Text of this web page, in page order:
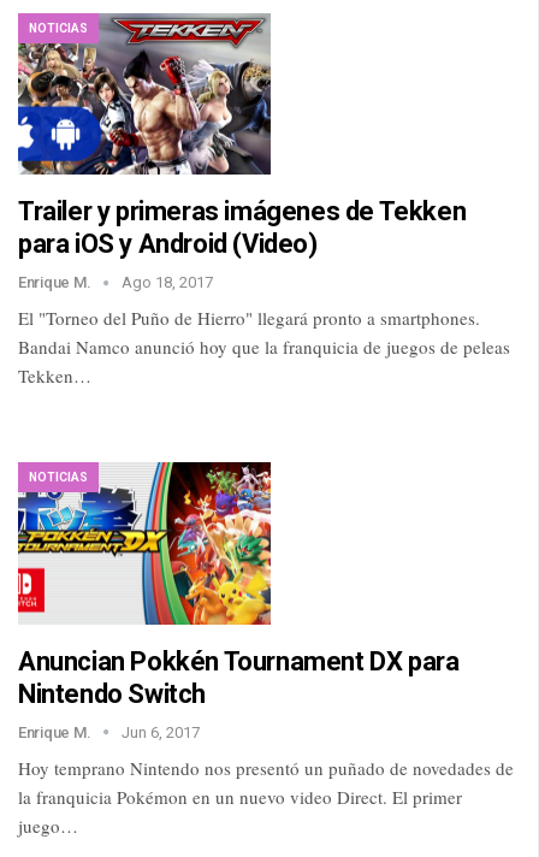
NOTICIAS
Trailer y primeras imágenes de Tekken
para iOS y Android (Video)
Enrique M. Ago 18, 2017
El "Torneo del Puño de Hierro" llegará pronto a smartphones.
Bandai Namco anunció hoy que la franquicia de juegos de peleas
Tekken…
NOTICIAS
Anuncian Pokkén Tournament DX para
Nintendo Switch
Enrique M. Jun 6, 2017
Hoy temprano Nintendo nos presentó un puñado de novedades de
la franquicia Pokémon en un nuevo video Direct. El primer
juego…